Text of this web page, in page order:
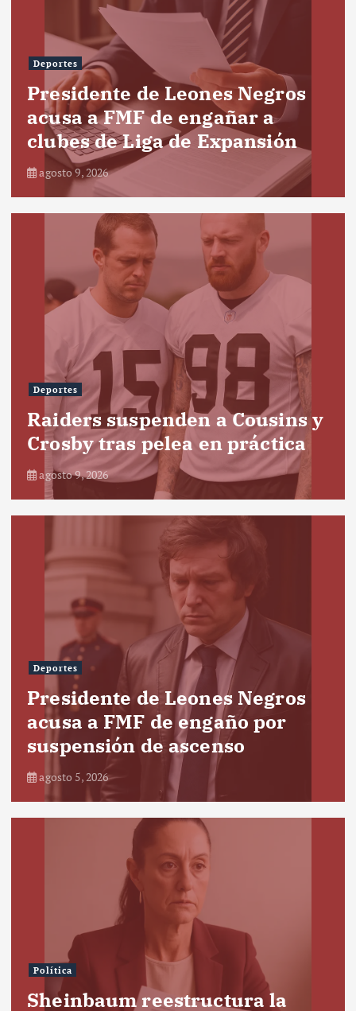
Deportes
Presidente de Leones Negros
acusa a FMF de engañar a
clubes de Liga de Expansión
agosto 9, 2026
Deportes
Raiders suspenden a Cousins y
Crosby tras pelea en práctica
agosto 9, 2026
Deportes
Presidente de Leones Negros
acusa a FMF de engaño por
suspensión de ascenso
agosto 5, 2026
Política
Sheinbaum reestructura la